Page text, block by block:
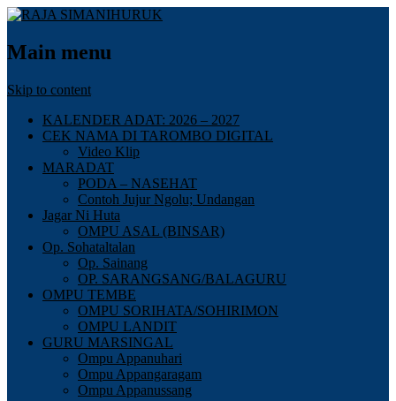
Main menu
Skip to content
KALENDER ADAT: 2026 – 2027
CEK NAMA DI TAROMBO DIGITAL
Video Klip
MARADAT
PODA – NASEHAT
Contoh Jujur Ngolu; Undangan
Jagar Ni Huta
OMPU ASAL (BINSAR)
Op. Sohataltalan
Op. Sainang
OP. SARANGSANG/BALAGURU
OMPU TEMBE
OMPU SORIHATA/SOHIRIMON
OMPU LANDIT
GURU MARSINGAL
Ompu Appanuhari
Ompu Appangaragam
Ompu Appanussang